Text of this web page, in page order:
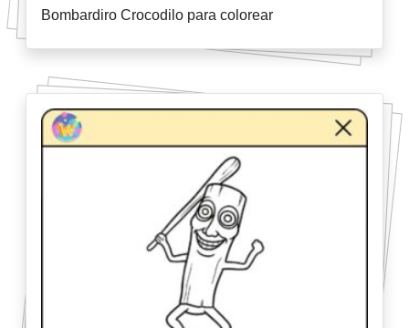
Bombardiro Crocodilo para colorear